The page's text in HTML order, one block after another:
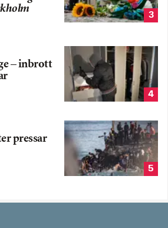
3
– inbrott
4
pressar
5